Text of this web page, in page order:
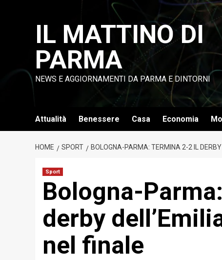
IL MATTINO DI
PARMA
NEWS E AGGIORNAMENTI DA PARMA E DINTORNI
Attualità Benessere Casa Economia
HOME SPORT BOLOGNA-PARMA: TERMINA 2-2 IL DERBY
Sport
Bologna-
derby
nel finale